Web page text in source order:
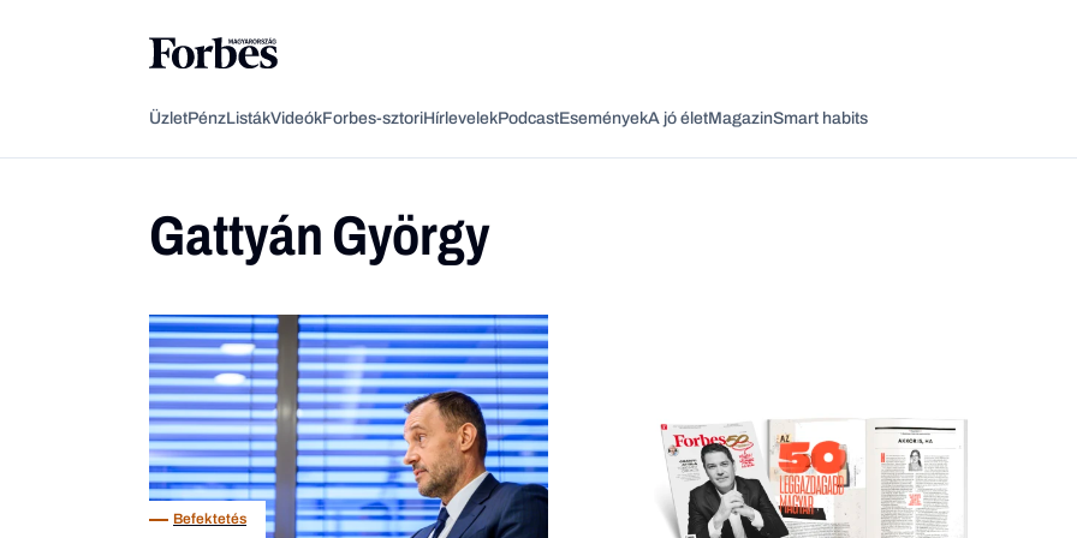
ÜzletPénzListákVideókForbes-sztoriHírlevelekPodcastEseményekA jó életMagazinSmart habits
Gattyán György
Befektetés